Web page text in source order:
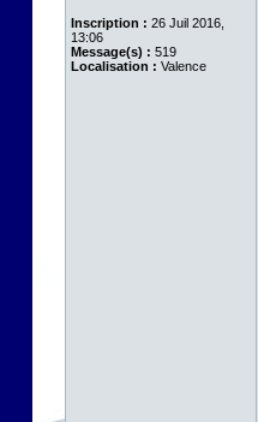
Inscription : 26 Juil 2016,
13:06
Message(s) : 519
Localisation : Valence